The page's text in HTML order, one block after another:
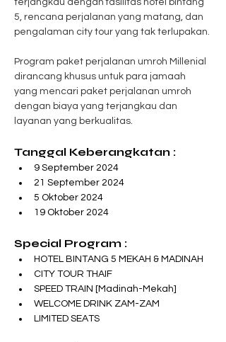
terjangkau dengan fasilitas hotel bintang
5, rencana perjalanan yang matang, dan
pengalaman city tour yang tak terlupakan.
Program paket perjalanan umroh Millenial
dirancang khusus untuk para jamaah
yang mencari paket perjalanan umroh
dengan biaya yang terjangkau dan
layanan yang berkualitas.
Tanggal Keberangkatan :
9 September 2024
21 September 2024
5 Oktober 2024
19 Oktober 2024
Special Program :
HOTEL BINTANG 5 MEKAH & MADINAH
CITY TOUR THAIF
SPEED TRAIN [Madinah-Mekah]
WELCOME DRINK ZAM-ZAM
LIMITED SEATS